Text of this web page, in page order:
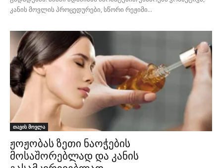
კანის მოვლის პროცედურები, სწორი რეჟიმი...
თავის მოვლა
ჟოჟობას ზეთი ნაოჭების
მოსაშორებლად და კანის